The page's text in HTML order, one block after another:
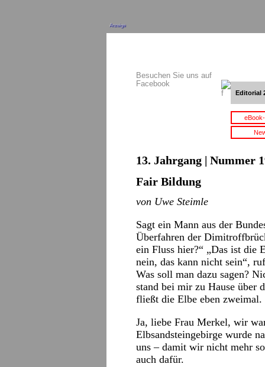
Anzeige
Besuchen Sie uns auf
Facebook
Editorial
13. Jahrgang | Nummer
Fair Bildung
von Uwe Steimle
Sagt ein Mann aus der
Überfahren der
ein Fluss hier?“ „Das ist die
nein, das kann nicht sein“,
Was soll man dazu sagen?
stand bei mir zu Hause über
fließt die Elbe eben zweimal.
Ja, liebe Frau Merkel, wir
Elbsandsteingebirge wurde
uns – damit wir nicht mehr
auch dafür.